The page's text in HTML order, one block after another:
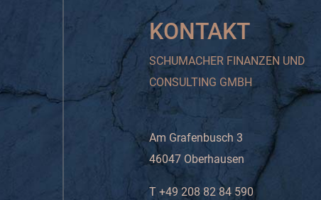
KONTAKT
SCHUMACHER FINANZEN UND
CONSULTING GMBH
Am Grafenbusch 3
46047 Oberhausen
T +49 208 82 84 590